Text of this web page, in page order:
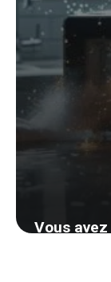
Vous